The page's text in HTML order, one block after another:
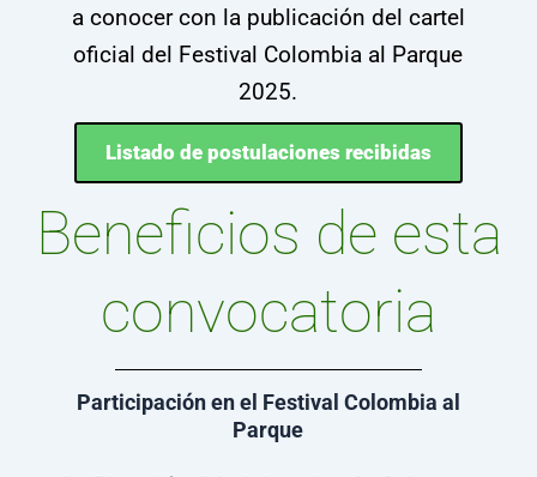
a conocer con la publicación del cartel
oficial del Festival Colombia al Parque
2025.
Listado de postulaciones recibidas
Beneficios de esta
convocatoria
Participación en el Festival Colombia al
Parque